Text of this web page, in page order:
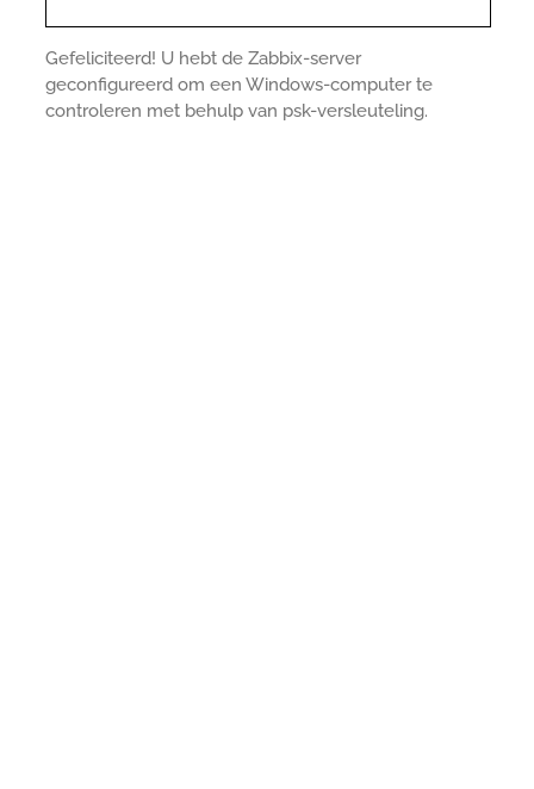
Gefeliciteerd! U hebt de Zabbix-server
geconfigureerd om een Windows-computer te
controleren met behulp van psk-versleuteling.